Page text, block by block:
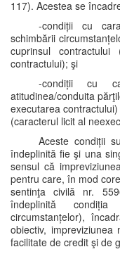
117). Acestea se
-condiții cu
schimbării
cuprinsul
contractului); şi
-condiții cu
atitudinea/conduita
executarea
(caracterul licit al
Aceste condiții
îndeplinită fie şi una
sensul că
pentru care, în mod
sentinţa civilă nr.
îndeplinită condiția
circumstanțelor),
obiectiv,
facilitate de credit şi de